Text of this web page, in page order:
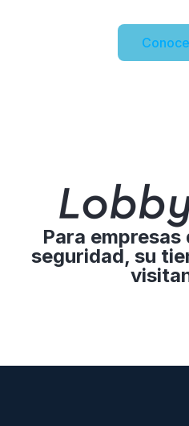
Para
seguridad, su